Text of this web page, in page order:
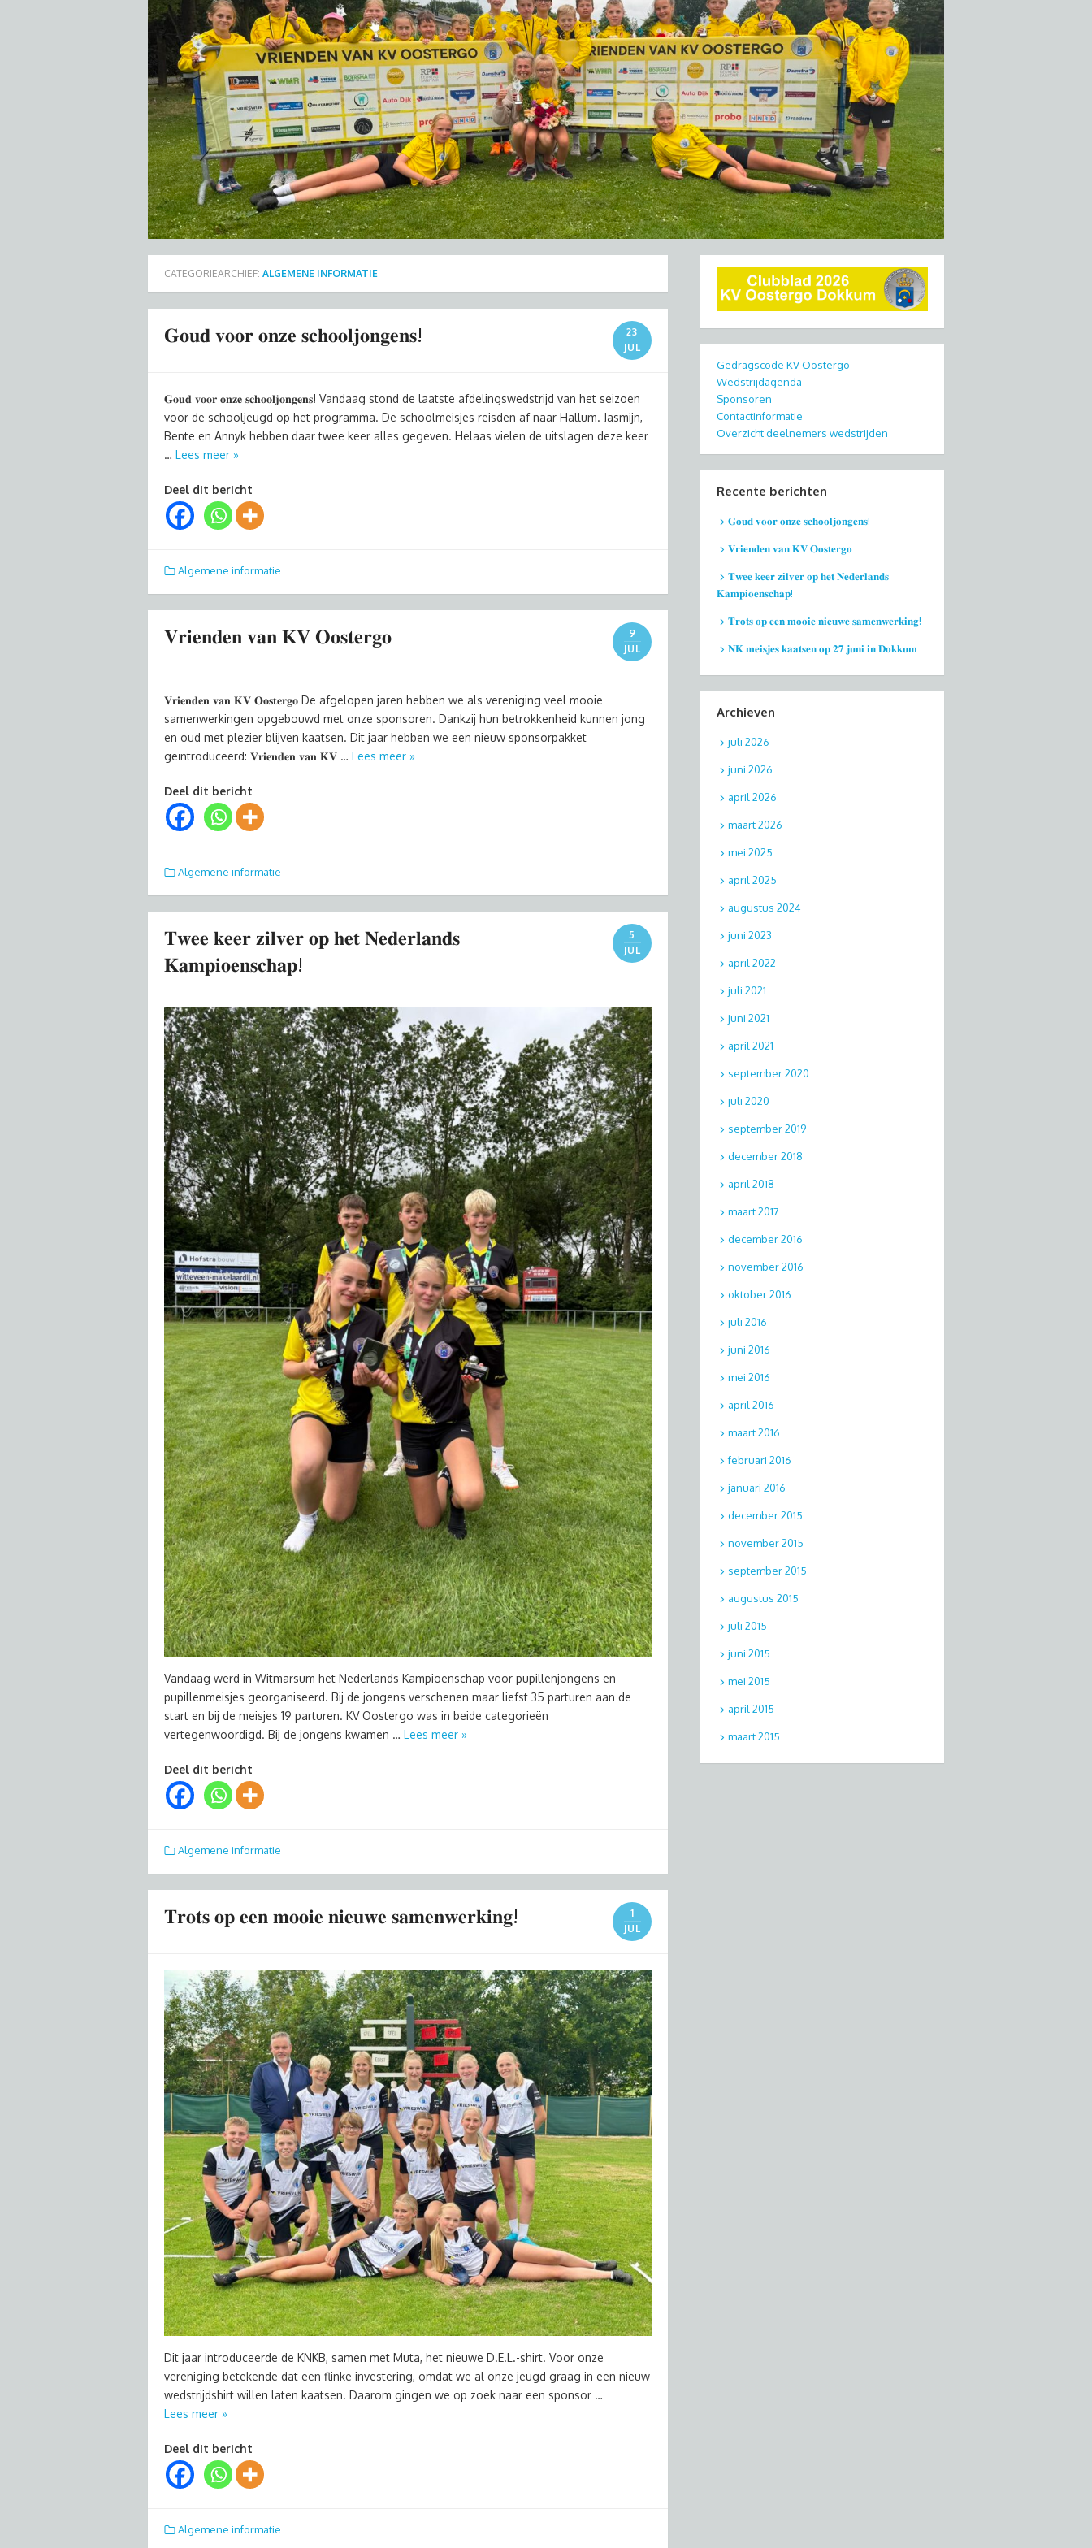
CATEGORIEARCHIEF: ALGEMENE INFORMATIE
𝐆𝐨𝐮𝐝 𝐯𝐨𝐨𝐫 𝐨𝐧𝐳𝐞 𝐬𝐜𝐡𝐨𝐨𝐥𝐣𝐨𝐧𝐠𝐞𝐧𝐬!
23
JUL
𝐆𝐨𝐮𝐝 𝐯𝐨𝐨𝐫 𝐨𝐧𝐳𝐞 𝐬𝐜𝐡𝐨𝐨𝐥𝐣𝐨𝐧𝐠𝐞𝐧𝐬! Vandaag stond de laatste afdelingswedstrijd van het seizoen
voor de schooljeugd op het programma. De schoolmeisjes reisden af naar Hallum. Jasmijn,
Bente en Annyk hebben daar twee keer alles gegeven. Helaas vielen de uitslagen deze keer
… Lees meer »
Deel dit bericht
Algemene informatie
𝐕𝐫𝐢𝐞𝐧𝐝𝐞𝐧 𝐯𝐚𝐧 𝐊𝐕 𝐎𝐨𝐬𝐭𝐞𝐫𝐠𝐨
9
JUL
𝐕𝐫𝐢𝐞𝐧𝐝𝐞𝐧 𝐯𝐚𝐧 𝐊𝐕 𝐎𝐨𝐬𝐭𝐞𝐫𝐠𝐨 De afgelopen jaren hebben we als vereniging veel mooie
samenwerkingen opgebouwd met onze sponsoren. Dankzij hun betrokkenheid kunnen jong
en oud met plezier blijven kaatsen. Dit jaar hebben we een nieuw sponsorpakket
geïntroduceerd: 𝐕𝐫𝐢𝐞𝐧𝐝𝐞𝐧 𝐯𝐚𝐧 𝐊𝐕 … Lees meer »
Deel dit bericht
Algemene informatie
𝐓𝐰𝐞𝐞 𝐤𝐞𝐞𝐫 𝐳𝐢𝐥𝐯𝐞𝐫 𝐨𝐩 𝐡𝐞𝐭 𝐍𝐞𝐝𝐞𝐫𝐥𝐚𝐧𝐝𝐬
𝐊𝐚𝐦𝐩𝐢𝐨𝐞𝐧𝐬𝐜𝐡𝐚𝐩!
5
JUL
Vandaag werd in Witmarsum het Nederlands Kampioenschap voor pupillenjongens en
pupillenmeisjes georganiseerd. Bij de jongens verschenen maar liefst 35 parturen aan de
start en bij de meisjes 19 parturen. KV Oostergo was in beide categorieën
vertegenwoordigd. Bij de jongens kwamen … Lees meer »
Deel dit bericht
Algemene informatie
𝐓𝐫𝐨𝐭𝐬 𝐨𝐩 𝐞𝐞𝐧 𝐦𝐨𝐨𝐢𝐞 𝐧𝐢𝐞𝐮𝐰𝐞 𝐬𝐚𝐦𝐞𝐧𝐰𝐞𝐫𝐤𝐢𝐧𝐠!
1
JUL
Dit jaar introduceerde de KNKB, samen met Muta, het nieuwe D.E.L.-shirt. Voor onze
vereniging betekende dat een flinke investering, omdat we al onze jeugd graag in een nieuw
wedstrijdshirt willen laten kaatsen. Daarom gingen we op zoek naar een sponsor …
Lees meer »
Deel dit bericht
Algemene informatie
Gedragscode KV Oostergo
Wedstrijdagenda
Sponsoren
Contactinformatie
Overzicht deelnemers wedstrijden
Recente berichten
𝐆𝐨𝐮𝐝 𝐯𝐨𝐨𝐫 𝐨𝐧𝐳𝐞 𝐬𝐜𝐡𝐨𝐨𝐥𝐣𝐨𝐧𝐠𝐞𝐧𝐬!
𝐕𝐫𝐢𝐞𝐧𝐝𝐞𝐧 𝐯𝐚𝐧 𝐊𝐕 𝐎𝐨𝐬𝐭𝐞𝐫𝐠𝐨
𝐓𝐰𝐞𝐞 𝐤𝐞𝐞𝐫 𝐳𝐢𝐥𝐯𝐞𝐫 𝐨𝐩 𝐡𝐞𝐭 𝐍𝐞𝐝𝐞𝐫𝐥𝐚𝐧𝐝𝐬
𝐊𝐚𝐦𝐩𝐢𝐨𝐞𝐧𝐬𝐜𝐡𝐚𝐩!
𝐓𝐫𝐨𝐭𝐬 𝐨𝐩 𝐞𝐞𝐧 𝐦𝐨𝐨𝐢𝐞 𝐧𝐢𝐞𝐮𝐰𝐞 𝐬𝐚𝐦𝐞𝐧𝐰𝐞𝐫𝐤𝐢𝐧𝐠!
𝐍𝐊 𝐦𝐞𝐢𝐬𝐣𝐞𝐬 𝐤𝐚𝐚𝐭𝐬𝐞𝐧 𝐨𝐩 𝟐𝟕 𝐣𝐮𝐧𝐢 𝐢𝐧 𝐃𝐨𝐤𝐤𝐮𝐦
Archieven
juli 2026
juni 2026
april 2026
maart 2026
mei 2025
april 2025
augustus 2024
juni 2023
april 2022
juli 2021
juni 2021
april 2021
september 2020
juli 2020
september 2019
december 2018
april 2018
maart 2017
december 2016
november 2016
oktober 2016
juli 2016
juni 2016
mei 2016
april 2016
maart 2016
februari 2016
januari 2016
december 2015
november 2015
september 2015
augustus 2015
juli 2015
juni 2015
mei 2015
april 2015
maart 2015